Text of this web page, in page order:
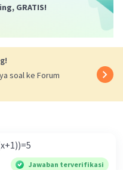
GRATIS!
soal ke Forum
Jawaban terverifikasi